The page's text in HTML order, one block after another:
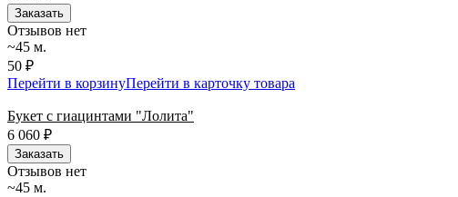
Заказать
Отзывов нет
~45 м.
50 ₽
Перейти в корзинуПерейти в карточку товара
Букет с гиацинтами "Лолита"
6 060 ₽
Заказать
Отзывов нет
~45 м.